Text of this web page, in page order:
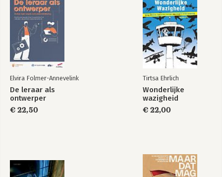
Omringd door
slechte bazen
Omringd door
idioten - De luxe
fullcolour-editie
Elvira Folmer-Annevelink
De leraar als
ontwerper
€ 22,50
Tirtsa Ehrlich
Wonderlijke
wazigheid
€ 22,00